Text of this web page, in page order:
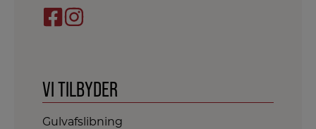
VI TILBYDER
Gulvafslibning